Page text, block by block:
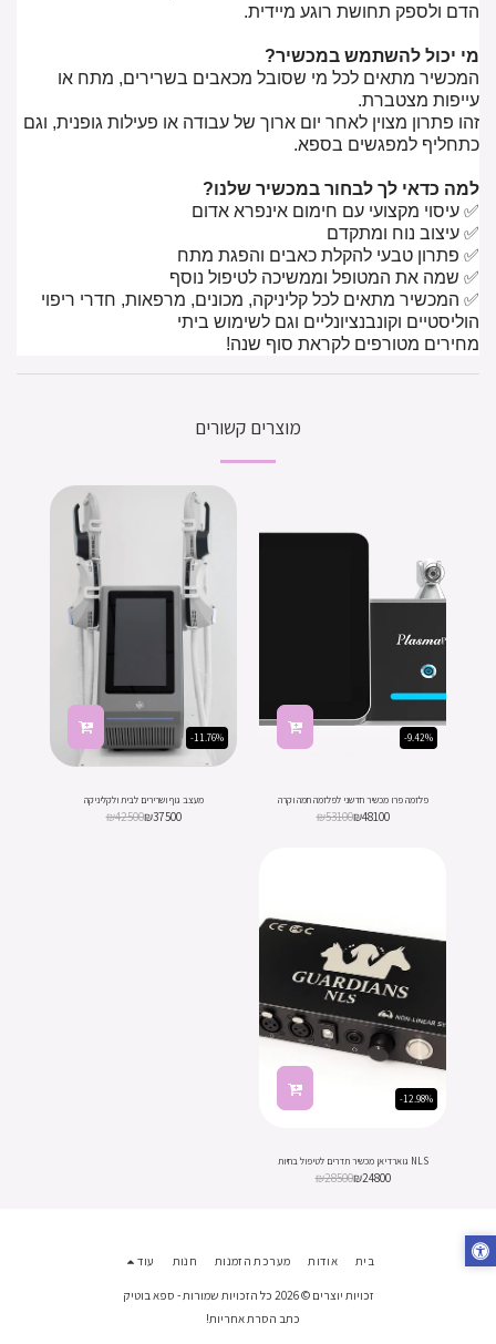
הדם ולספק תחושת רוגע מיידית.
מי יכול להשתמש במכשיר?
המכשיר מתאים לכל מי שסובל מכאבים בשרירים, מתח או
עייפות מצטברת.
זהו פתרון מצוין לאחר יום ארוך של עבודה או פעילות גופנית, וגם
כתחליף למפגשים בספא.
למה כדאי לך לבחור במכשיר שלנו?
✅ עיסוי מקצועי עם חימום אינפרא אדום
✅ עיצוב נוח ומתקדם
✅ פתרון טבעי להקלת כאבים והפגת מתח
✅ שמה את המטופל וממשיכה לטיפול נוסף
✅ המכשיר מתאים לכל קליניקה, מכונים, מרפאות, חדרי ריפוי
הוליסטיים וקונבנציונליים וגם לשימוש ביתי
מחירים מטורפים לקראת סוף שנה!
מוצרים קשורים
-9.42%
פלזמה פרו מכשיר חדשני לפלזמה חמה וקרה
₪53100₪48100
-11.76%
מעצב גוף ושרירים לבית ולקליניקה
₪42500₪37500
-12.98%
NLS גוארדיאן מכשיר תדרים לטיפול בחיות
₪28500₪24800
בית אודות מערכת הזמנות חנות עוד
זכויות יוצרים © 2026 כל הזכויות שמורות -
ספא בוטיק
כתב הסרת אחריות!